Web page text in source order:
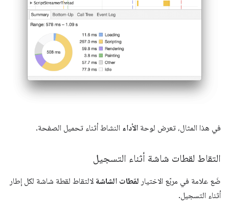
في هذا المثال، تعرض لوحة الأداء النشاط أثناء تحميل الصفحة.
التقاط لقطات شاشة أثناء التسجيل
ضَع علامة في مربّع الاختيار لقطات الشاشة لالتقاط لقطة شاشة لكل إطار
أثناء التسجيل.